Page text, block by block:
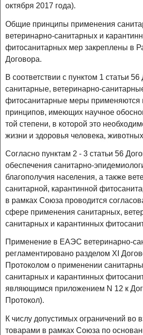
октября 2017 года).
Общие принципы применения
ветеринарно-санитарных и
фитосанитарных мер закреплены в
Договора.
В соответствии с пунктом 1 статьи 56
санитарные, ветеринарно-
фитосанитарные меры применяются
принципов, имеющих научное
той степени, в которой это
жизни и здоровья человека,
Согласно пунктам 2 - 3 статьи 56
обеспечения санитарно-
благополучия населения, а также
санитарной, карантинной
в рамках Союза проводится
сфере применения санитарных,
санитарных и карантинных
Применение в ЕАЭС ветеринарно-
регламентировано разделом XI
Протоколом о применении
санитарных и карантинных
являющимся приложением N 12 к
Протокол).
К числу допустимых ограничений во
товарами в рамках Союза по